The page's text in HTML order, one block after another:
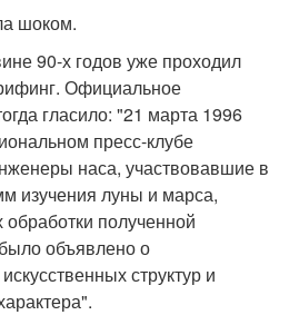
шоком.
90-х годов уже проходил
Официальное
гласило: "21 марта 1996
пресс-клубе
наса, участвовавшие в
изучения луны и марса,
полученной
объявлено о
структур и